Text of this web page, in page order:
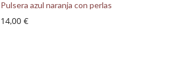
Pulsera azul naranja con perlas
14,00 €